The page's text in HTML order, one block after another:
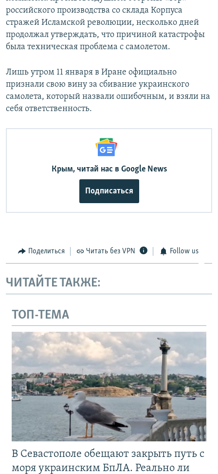
российского производства со склада Корпуса
стражей Исламской революции, несколько дней
продолжал утверждать, что причиной катастрофы
была техническая проблема с самолетом.
Лишь утром 11 января в Иране официально
признали свою вину за сбивание украинского
самолета, который назвали ошибочным, и взяли на
себя ответственность.
Крым, читай нас в Google News
Подписаться
Поделиться Читать без VPN Follow us
ЧИТАЙТЕ ТАКЖЕ:
ТОП-ТЕМА
В Севастополе обещают закрыть путь с
моря украинским БпЛА. Реально ли